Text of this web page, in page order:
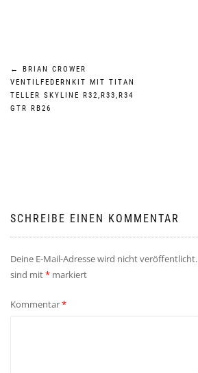
Beitragsnavigation
←
BRIAN CROWER
VENTILFEDERNKIT MIT TITAN
TELLER SKYLINE R32,R33,R34
GTR RB26
SCHREIBE EINEN KOMMENTAR
Deine E-Mail-Adresse wird nicht veröffentlicht.
sind mit* markiert
Kommentar*